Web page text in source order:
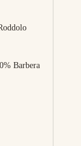
Barbera